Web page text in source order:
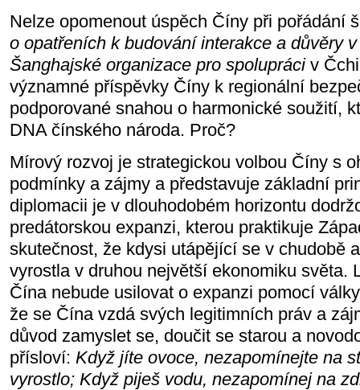
Nelze opomenout úspěch Číny při pořádání
o opatřeních k budování interakce a důvěry
Šanghajské organizace pro spolupráciv
významné příspěvky Číny k regionální
podporované snahou o harmonické soužití,
DNA čínského národa. Proč?
Mírový rozvoj je strategickou volbou Číny s
podmínky a zájmy a představuje základní
diplomacii je v dlouhodobém horizontu
predátorskou expanzi, kterou praktikuje
skutečnost, že kdysi utápějící se v chudobě
vyrostla v druhou největší ekonomiku světa.
Čína nebude usilovat o expanzi pomocí
že se Čína vzdá svých legitimních práv a
důvod zamyslet se, doučit se starou a
přísloví: Když jíte ovoce, nezapomínejte na
vyrostlo; Když piješ vodu, nezapomínej na